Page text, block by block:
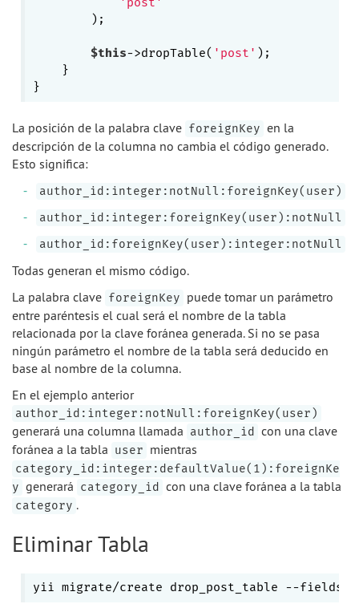
        );
$this->dropTable( 'post' );
    }
La posición de la palabra clave foreignKey en la
descripción de la columna no cambia el código generado.
Esto significa:
author_id:integer:notNull:foreignKey(user)
author_id:integer:foreignKey(user):notNull
author_id:foreignKey(user):integer:notNull
Todas generan el mismo código.
La palabra clave foreignKey puede tomar un parámetro
entre paréntesis el cual será el nombre de la tabla
relacionada por la clave foránea generada. Si no se pasa
ningún parámetro el nombre de la tabla será deducido en
base al nombre de la columna.
En el ejemplo anterior
author_id:integer:notNull:foreignKey(user)
generará una columna llamada author_id
con una clave
foránea a la tabla user mientras
category_id:integer:defaultValue(1):foreignKe
y generará category_id con una clave foránea a la tabla
category .
Eliminar Tabla
yii migrate/create drop_post_table --fields=